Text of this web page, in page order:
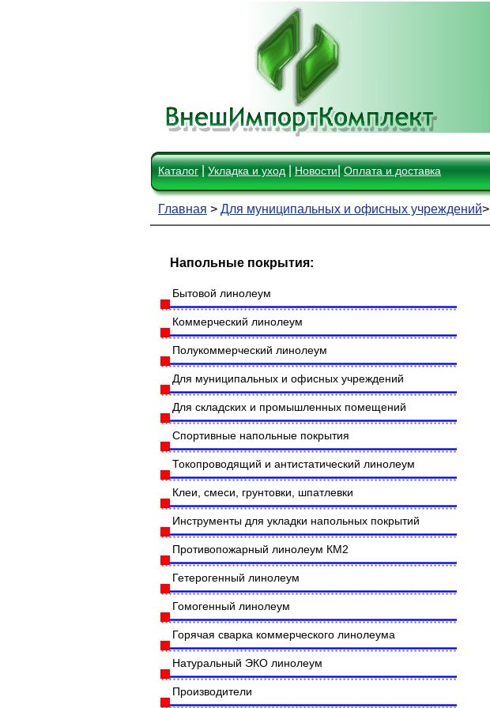
Каталог Укладка и уход Новости Оплата и доставка
Главная > Для муниципальных и офисных учреждений>
Напольные покрытия:
Бытовой линолеум
Коммерческий линолеум
Полукоммерческий линолеум
Для муниципальных и офисных учреждений
Для складских и промышленных помещений
Спортивные напольные покрытия
Токопроводящий и антистатический линолеум
Клеи, смеси, грунтовки, шпатлевки
Инструменты для укладки напольных покрытий
Противопожарный линолеум КМ2
Гетерогенный линолеум
Гомогенный линолеум
Горячая сварка коммерческого линолеума
Натуральный ЭКО линолеум
Производители